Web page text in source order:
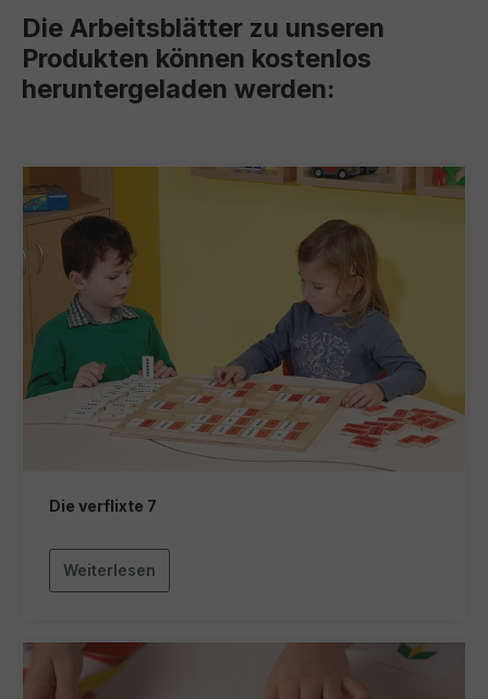
Die Arbeitsblätter zu unseren
Produkten können kostenlos
heruntergeladen werden:
Die verflixte 7
Weiterlesen